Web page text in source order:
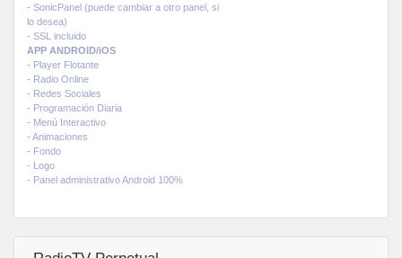
- SonicPanel (puede cambiar a otro panel, si
lo desea)
- SSL incluido
APP ANDROID/iOS
- Player Flotante
- Radio Online
- Redes Sociales
- Programación Diaria
- Menú Interactivo
- Animaciones
- Fondo
- Logo
- Panel administrativo Android 100%